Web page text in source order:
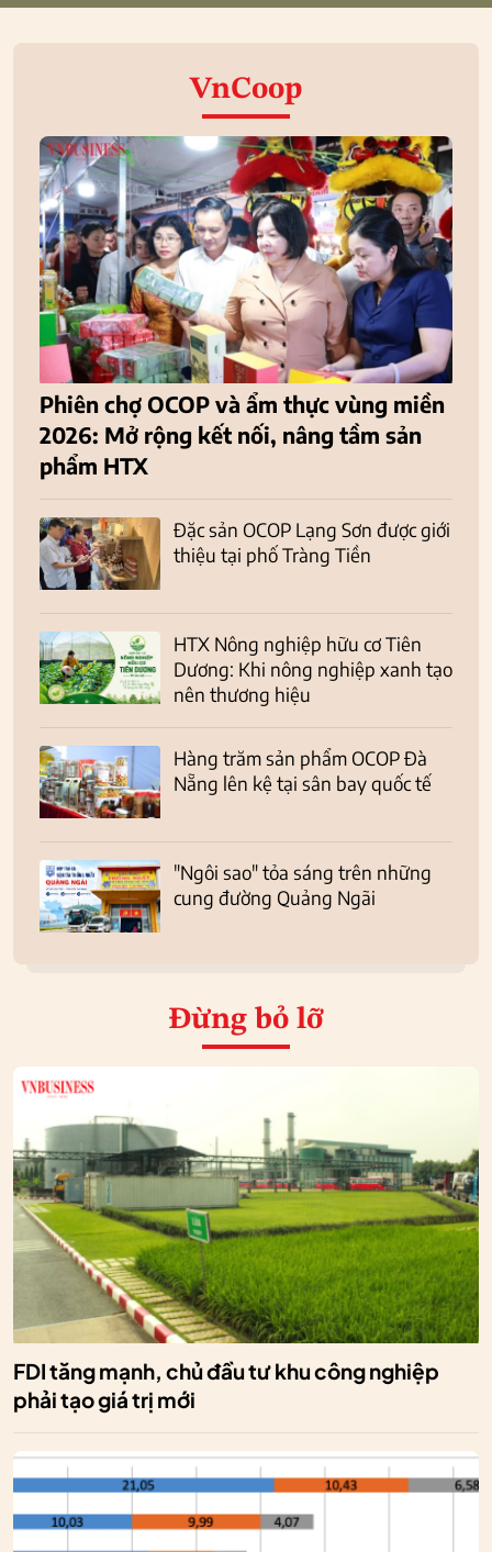
VnCoop
Phiên chợ OCOP và ẩm thực vùng miền
2026: Mở rộng kết nối, nâng tầm sản
phẩm HTX
Đặc sản OCOP Lạng Sơn được giới
thiệu tại phố Tràng Tiền
HTX Nông nghiệp hữu cơ Tiên
Dương: Khi nông nghiệp xanh tạo
nên thương hiệu
Hàng trăm sản phẩm OCOP Đà
Nẵng lên kệ tại sân bay quốc tế
"Ngôi sao" tỏa sáng trên những
cung đường Quảng Ngãi
Đừng bỏ lỡ
FDI tăng mạnh, chủ đầu tư khu công nghiệp
phải tạo giá trị mới